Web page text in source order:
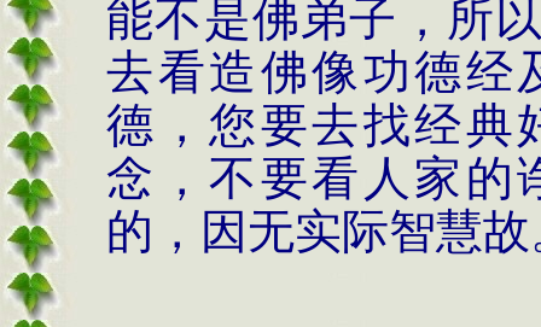
能不是佛弟子，所
去看造佛像功德经
德，您要去找经典
念，不要看人家的
的，因无实际智慧